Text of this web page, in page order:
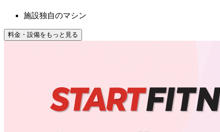
施設独自のマシン
料金・設備をもっと見る